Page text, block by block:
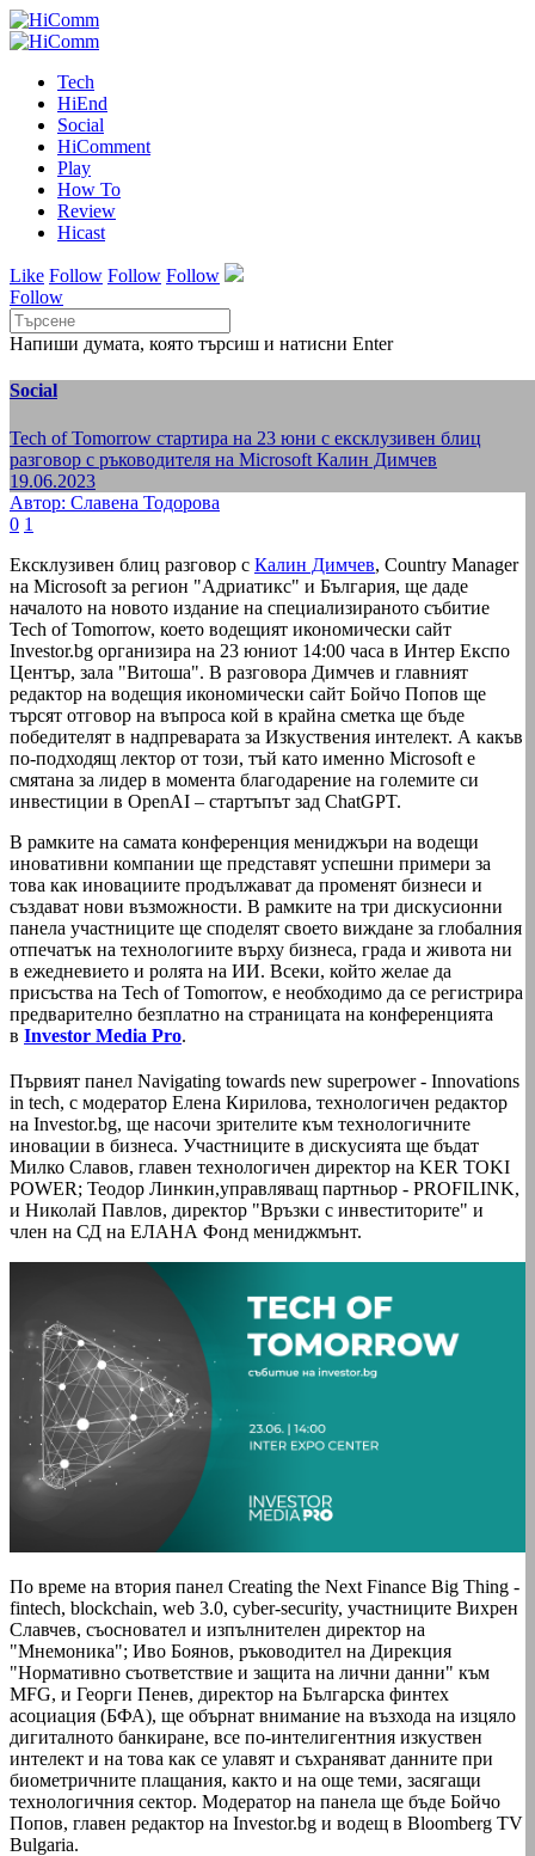
Tech
HiEnd
Social
HiComment
Play
How To
Review
Hicast
Like Follow Follow Follow
Follow
Напиши думата, която търсиш и натисни Enter
Social
Tech of Tomorrow стартира на 23 юни с ексклузивен блиц
разговор с ръководителя на Microsoft Калин Димчев
19.06.2023
Автор: Славена Тодорова
0 1
Ексклузивен блиц разговор с Калин Димчев, Country Manager
на Microsoft за регион "Адриатикс" и България, ще даде
началото на новото издание на специализираното събитие
Tech of Tomorrow, което водещият икономически сайт
Investor.bg организира на 23 юниот 14:00 часа в Интер Експо
Център, зала "Витоша". В разговора Димчев и главният
редактор на водещия икономически сайт Бойчо Попов ще
търсят отговор на въпроса кой в крайна сметка ще бъде
победителят в надпреварата за Изкуствения интелект. А какъв
по-подходящ лектор от този, тъй като именно Microsoft е
смятана за лидер в момента благодарение на големите си
инвестиции в OpenAI – стартъпът зад ChatGPT.
В рамките на самата конференция мениджъри на водещи
иновативни компании ще представят успешни примери за
това как иновациите продължават да променят бизнеси и
създават нови възможности. В рамките на три дискусионни
панела участниците ще споделят своето виждане за глобалния
отпечатък на технологиите върху бизнеса, града и живота ни
в ежедневието и ролята на ИИ. Всеки, който желае да
присъства на Tech of Tomorrow, е необходимо да се регистрира
предварително безплатно на страницата на конференцията
в Investor Media Pro.
Първият панел Navigating towards new superpower - Innovations
in tech, с модератор Елена Кирилова, технологичен редактор
на Investor.bg, ще насочи зрителите към технологичните
иновации в бизнеса. Участниците в дискусията ще бъдат
Милко Славов, главен технологичен директор на KER TOKI
POWER; Теодор Линкин,управляващ партньор - PROFILINK,
и Николай Павлов, директор "Връзки с инвеститорите" и
член на СД на ЕЛАНА Фонд мениджмънт.
По време на втория панел Creating the Next Finance Big Thing -
fintech, blockchain, web 3.0, cyber-security, участниците Вихрен
Славчев, съосновател и изпълнителен директор на
"Мнемоника"; Иво Боянов, ръководител на Дирекция
"Нормативно съответствие и защита на лични данни" към
MFG, и Георги Пенев, директор на Българска финтех
асоциация (БФА), ще обърнат внимание на възхода на изцяло
дигиталното банкиране, все по-интелигентния изкуствен
интелект и на това как се улавят и съхраняват данните при
биометричните плащания, както и на още теми, засягащи
технологичния сектор. Модератор на панела ще бъде Бойчо
Попов, главен редактор на Investor.bg и водещ в Bloomberg TV
Bulgaria.